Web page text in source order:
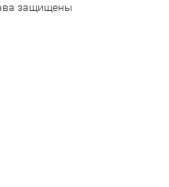
защищены